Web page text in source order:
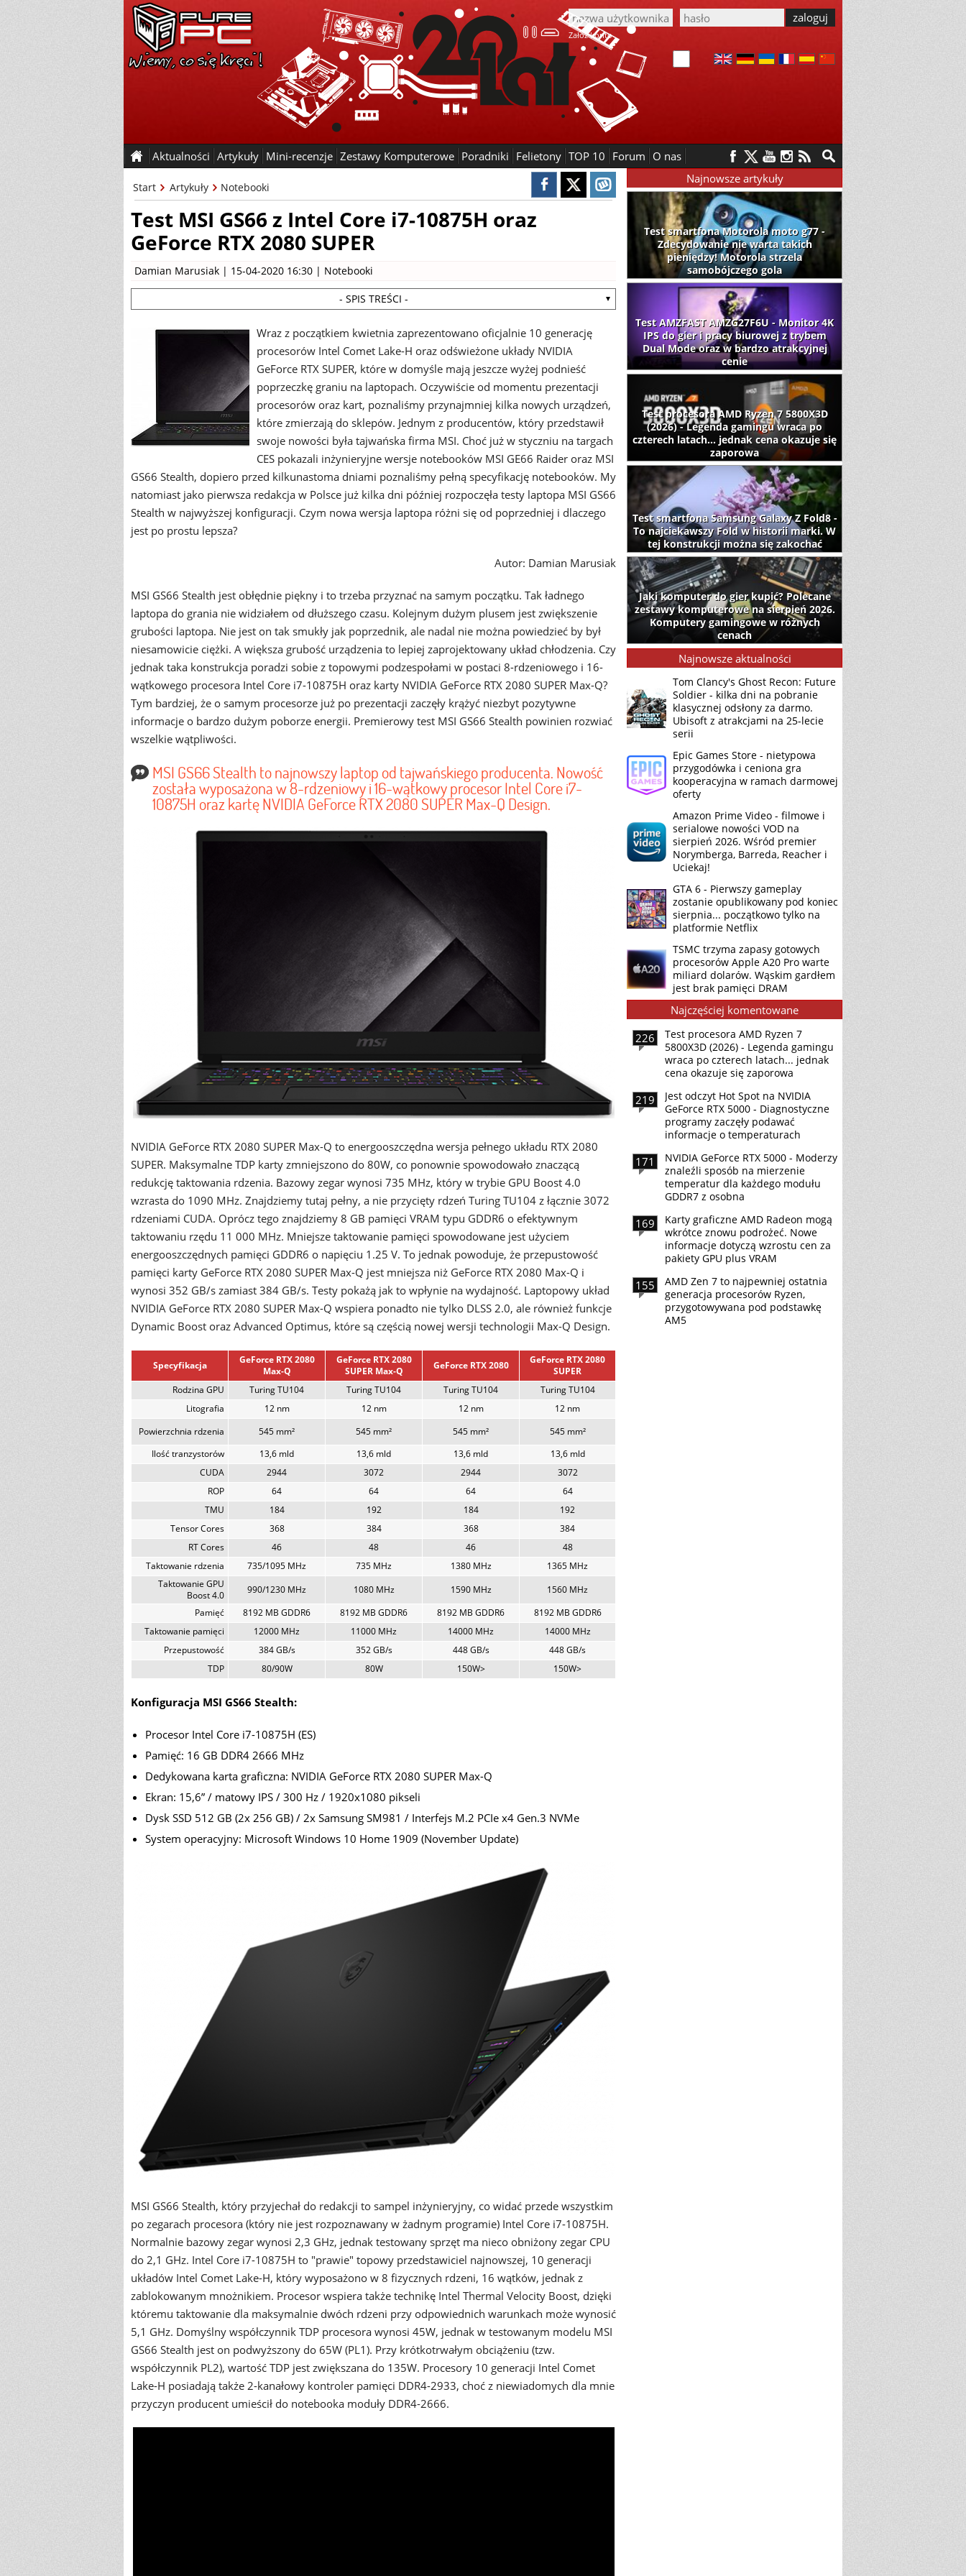
Załóż konto
Aktualności Artykuły Mini-recenzje Zestawy Komputerowe Poradniki Felietony TOP 10 Forum O nas
Start Artykuły Notebooki
Test MSI GS66 z Intel Core i7-10875H oraz
GeForce RTX 2080 SUPER
Damian Marusiak | 15-04-2020 16:30 | Notebooki
- SPIS TREŚCI -
Wraz z początkiem kwietnia zaprezentowano oficjalnie 10 generację
procesorów Intel Comet Lake-H oraz odświeżone układy NVIDIA
GeForce RTX SUPER, które w domyśle mają jeszcze wyżej podnieść
poprzeczkę graniu na laptopach. Oczywiście od momentu prezentacji
procesorów oraz kart, poznaliśmy przynajmniej kilka nowych urządzeń,
które zmierzają do sklepów. Jednym z producentów, który przedstawił
swoje nowości była tajwańska firma MSI. Choć już w styczniu na targach
CES pokazali inżynieryjne wersje notebooków MSI GE66 Raider oraz MSI
GS66 Stealth, dopiero przed kilkunastoma dniami poznaliśmy pełną specyfikację notebooków. My
natomiast jako pierwsza redakcja w Polsce już kilka dni później rozpoczęła testy laptopa MSI GS66
Stealth w najwyższej konfiguracji. Czym nowa wersja laptopa różni się od poprzedniej i dlaczego
jest po prostu lepsza?
Autor: Damian Marusiak
MSI GS66 Stealth jest obłędnie piękny i to trzeba przyznać na samym początku. Tak ładnego
laptopa do grania nie widziałem od dłuższego czasu. Kolejnym dużym plusem jest zwiększenie
grubości laptopa. Nie jest on tak smukły jak poprzednik, ale nadal nie można powiedzieć by był
niesamowicie ciężki. A większa grubość urządzenia to lepiej zaprojektowany układ chłodzenia. Czy
jednak taka konstrukcja poradzi sobie z topowymi podzespołami w postaci 8-rdzeniowego i 16-
wątkowego procesora Intel Core i7-10875H oraz karty NVIDIA GeForce RTX 2080 SUPER Max-Q?
Tym bardziej, że o samym procesorze już po prezentacji zaczęły krążyć niezbyt pozytywne
informacje o bardzo dużym poborze energii. Premierowy test MSI GS66 Stealth powinien rozwiać
wszelkie wątpliwości.
MSI GS66 Stealth to najnowszy laptop od tajwańskiego producenta. Nowość
została wyposażona w 8-rdzeniowy i 16-wątkowy procesor Intel Core i7-
10875H oraz kartę NVIDIA GeForce RTX 2080 SUPER Max-Q Design.
NVIDIA GeForce RTX 2080 SUPER Max-Q to energooszczędna wersja pełnego układu RTX 2080
SUPER. Maksymalne TDP karty zmniejszono do 80W, co ponownie spowodowało znaczącą
redukcję taktowania rdzenia. Bazowy zegar wynosi 735 MHz, który w trybie GPU Boost 4.0
wzrasta do 1090 MHz. Znajdziemy tutaj pełny, a nie przycięty rdzeń Turing TU104 z łącznie 3072
rdzeniami CUDA. Oprócz tego znajdziemy 8 GB pamięci VRAM typu GDDR6 o efektywnym
taktowaniu rzędu 11 000 MHz. Mniejsze taktowanie pamięci spowodowane jest użyciem
energooszczędnych pamięci GDDR6 o napięciu 1.25 V. To jednak powoduje, że przepustowość
pamięci karty GeForce RTX 2080 SUPER Max-Q jest mniejsza niż GeForce RTX 2080 Max-Q i
wynosi 352 GB/s zamiast 384 GB/s. Testy pokażą jak to wpłynie na wydajność. Laptopowy układ
NVIDIA GeForce RTX 2080 SUPER Max-Q wspiera ponadto nie tylko DLSS 2.0, ale również funkcje
Dynamic Boost oraz Advanced Optimus, które są częścią nowej wersji technologii Max-Q Design.
Specyfikacja
GeForce RTX 2080
Max-Q
GeForce RTX 2080
SUPER Max-Q
GeForce RTX 2080
GeForce RTX 2080
SUPER
Rodzina GPU
Turing TU104 Turing TU104 Turing TU104
Turing TU104
Litografia
12 nm 12 nm 12 nm
12 nm
Powierzchnia rdzenia
545 mm² 545 mm² 545 mm²
545 mm²
Ilość tranzystorów
13,6 mld 13,6 mld 13,6 mld
13,6 mld
CUDA
2944 3072 2944
3072
ROP
64 64 64
64
TMU
184 192 184
192
Tensor Cores
368 384 368
384
RT Cores
46 48 46
48
Taktowanie rdzenia
735/1095 MHz 735 MHz 1380 MHz
1365 MHz
Taktowanie GPU
Boost 4.0
990/1230 MHz 1080 MHz 1590 MHz
1560 MHz
Pamięć
8192 MB GDDR6 8192 MB GDDR6 8192 MB GDDR6
8192 MB GDDR6
Taktowanie pamięci
12000 MHz 11000 MHz 14000 MHz
14000 MHz
Przepustowość
384 GB/s 352 GB/s 448 GB/s
448 GB/s
TDP
80/90W 80W 150W> 150W>
Konfiguracja MSI GS66 Stealth:
Procesor Intel Core i7-10875H (ES)
Pamięć: 16 GB DDR4 2666 MHz
Dedykowana karta graficzna: NVIDIA GeForce RTX 2080 SUPER Max-Q
Ekran: 15,6” / matowy IPS / 300 Hz / 1920x1080 pikseli
Dysk SSD 512 GB (2x 256 GB) / 2x Samsung SM981 / Interfejs M.2 PCIe x4 Gen.3 NVMe
System operacyjny: Microsoft Windows 10 Home 1909 (November Update)
MSI GS66 Stealth, który przyjechał do redakcji to sampel inżynieryjny, co widać przede wszystkim
po zegarach procesora (który nie jest rozpoznawany w żadnym programie) Intel Core i7-10875H.
Normalnie bazowy zegar wynosi 2,3 GHz, jednak testowany sprzęt ma nieco obniżony zegar CPU
do 2,1 GHz. Intel Core i7-10875H to "prawie" topowy przedstawiciel najnowszej, 10 generacji
układów Intel Comet Lake-H, który wyposażono w 8 fizycznych rdzeni, 16 wątków, jednak z
zablokowanym mnożnikiem. Procesor wspiera także technikę Intel Thermal Velocity Boost, dzięki
któremu taktowanie dla maksymalnie dwóch rdzeni przy odpowiednich warunkach może wynosić
5,1 GHz. Domyślny współczynnik TDP procesora wynosi 45W, jednak w testowanym modelu MSI
GS66 Stealth jest on podwyższony do 65W (PL1). Przy krótkotrwałym obciążeniu (tzw.
współczynnik PL2), wartość TDP jest zwiększana do 135W. Procesory 10 generacji Intel Comet
Lake-H posiadają także 2-kanałowy kontroler pamięci DDR4-2933, choć z niewiadomych dla mnie
przyczyn producent umieścił do notebooka moduły DDR4-2666.
Najnowsze artykuły
Test smartfona Motorola moto g77 -
Zdecydowanie nie warta takich
pieniędzy! Motorola strzela
samobójczego gola
Test AMZFAST AMZG27F6U - Monitor 4K
IPS do gier i pracy biurowej z trybem
Dual Mode oraz w bardzo atrakcyjnej
cenie
Test procesora AMD Ryzen 7 5800X3D
(2026) - Legenda gamingu wraca po
czterech latach... jednak cena okazuje się
zaporowa
Test smartfona Samsung Galaxy Z Fold8 -
To najciekawszy Fold w historii marki. W
tej konstrukcji można się zakochać
Jaki komputer do gier kupić? Polecane
zestawy komputerowe na sierpień 2026.
Komputery gamingowe w różnych
cenach
Najnowsze aktualności
Tom Clancy's Ghost Recon: Future
Soldier - kilka dni na pobranie
klasycznej odsłony za darmo.
Ubisoft z atrakcjami na 25-lecie
serii
Epic Games Store - nietypowa
przygodówka i ceniona gra
kooperacyjna w ramach darmowej
oferty
Amazon Prime Video - filmowe i
serialowe nowości VOD na
sierpień 2026. Wśród premier
Norymberga, Barreda, Reacher i
Uciekaj!
GTA 6 - Pierwszy gameplay
zostanie opublikowany pod koniec
sierpnia... początkowo tylko na
platformie Netflix
TSMC trzyma zapasy gotowych
procesorów Apple A20 Pro warte
miliard dolarów. Wąskim gardłem
jest brak pamięci DRAM
Najczęściej komentowane
226
Test procesora AMD Ryzen 7
5800X3D (2026) - Legenda gamingu
wraca po czterech latach... jednak
cena okazuje się zaporowa
219
Jest odczyt Hot Spot na NVIDIA
GeForce RTX 5000 - Diagnostyczne
programy zaczęły podawać
informacje o temperaturach
171
NVIDIA GeForce RTX 5000 - Moderzy
znaleźli sposób na mierzenie
temperatur dla każdego modułu
GDDR7 z osobna
169
Karty graficzne AMD Radeon mogą
wkrótce znowu podrożeć. Nowe
informacje dotyczą wzrostu cen za
pakiety GPU plus VRAM
155
AMD Zen 7 to najpewniej ostatnia
generacja procesorów Ryzen,
przygotowywana pod podstawkę
AM5